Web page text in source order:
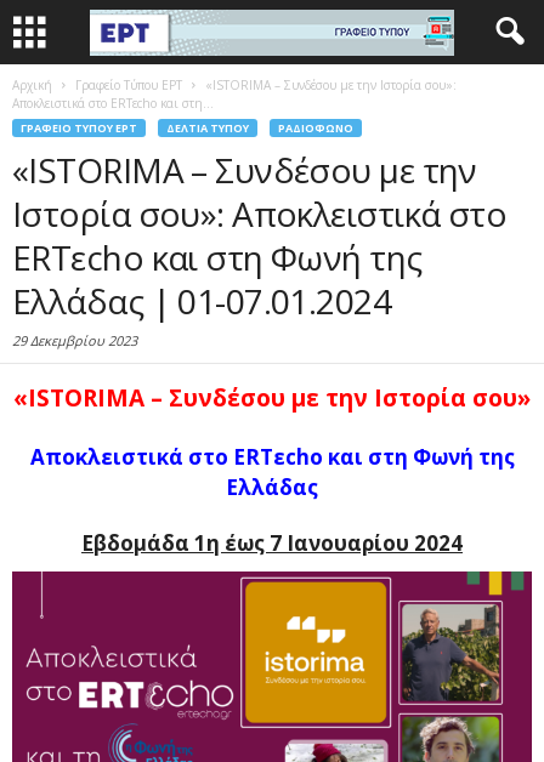
Αρχική Γραφείο Τύπου ΕΡΤ
«ISTORIMA – Συνδέσου με την Ιστορία σου»:
Αποκλειστικά στο ERTεcho και στη...
ΓΡΑΦΕΊΟ ΤΎΠΟΥ ΕΡΤ ΔΕΛΤΊΑ ΤΎΠΟΥ ΡΑΔΙΌΦΩΝΟ
«ISTORIMA – Συνδέσου με την
Ιστορία σου»: Αποκλειστικά στο
ERTεcho και στη Φωνή της
Ελλάδας | 01-07.01.2024
29 Δεκεμβρίου 2023
«ISTORIMA – Συνδέσου με την Ιστορία σου»
Αποκλειστικά στο ERTεcho και στη Φωνή της
Ελλάδας
Εβδομάδα 1η έως 7 Ιανουαρίου 2024